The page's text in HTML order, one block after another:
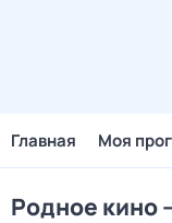
Главная Моя
Родное кино